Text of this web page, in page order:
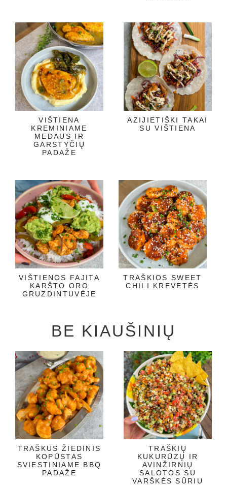
VIŠTIENA
KREMINIAME
MEDAUS IR
GARSTYČIŲ
PADAŽE
AZIJIETIŠKI TAKAI
SU VIŠTIENA
VIŠTIENOS FAJITA
KARŠTO ORO
GRUZDINTUVĖJE
TRAŠKIOS SWEET
CHILI KREVETĖS
BE KIAUŠINIŲ
TRAŠKUS ŽIEDINIS
KOPŪSTAS
SVIESTINIAME BBQ
PADAŽE
TRAŠKIŲ
KUKURŪZŲ IR
AVINŽIRNIŲ
SALOTOS SU
VARŠKĖS SŪRIU